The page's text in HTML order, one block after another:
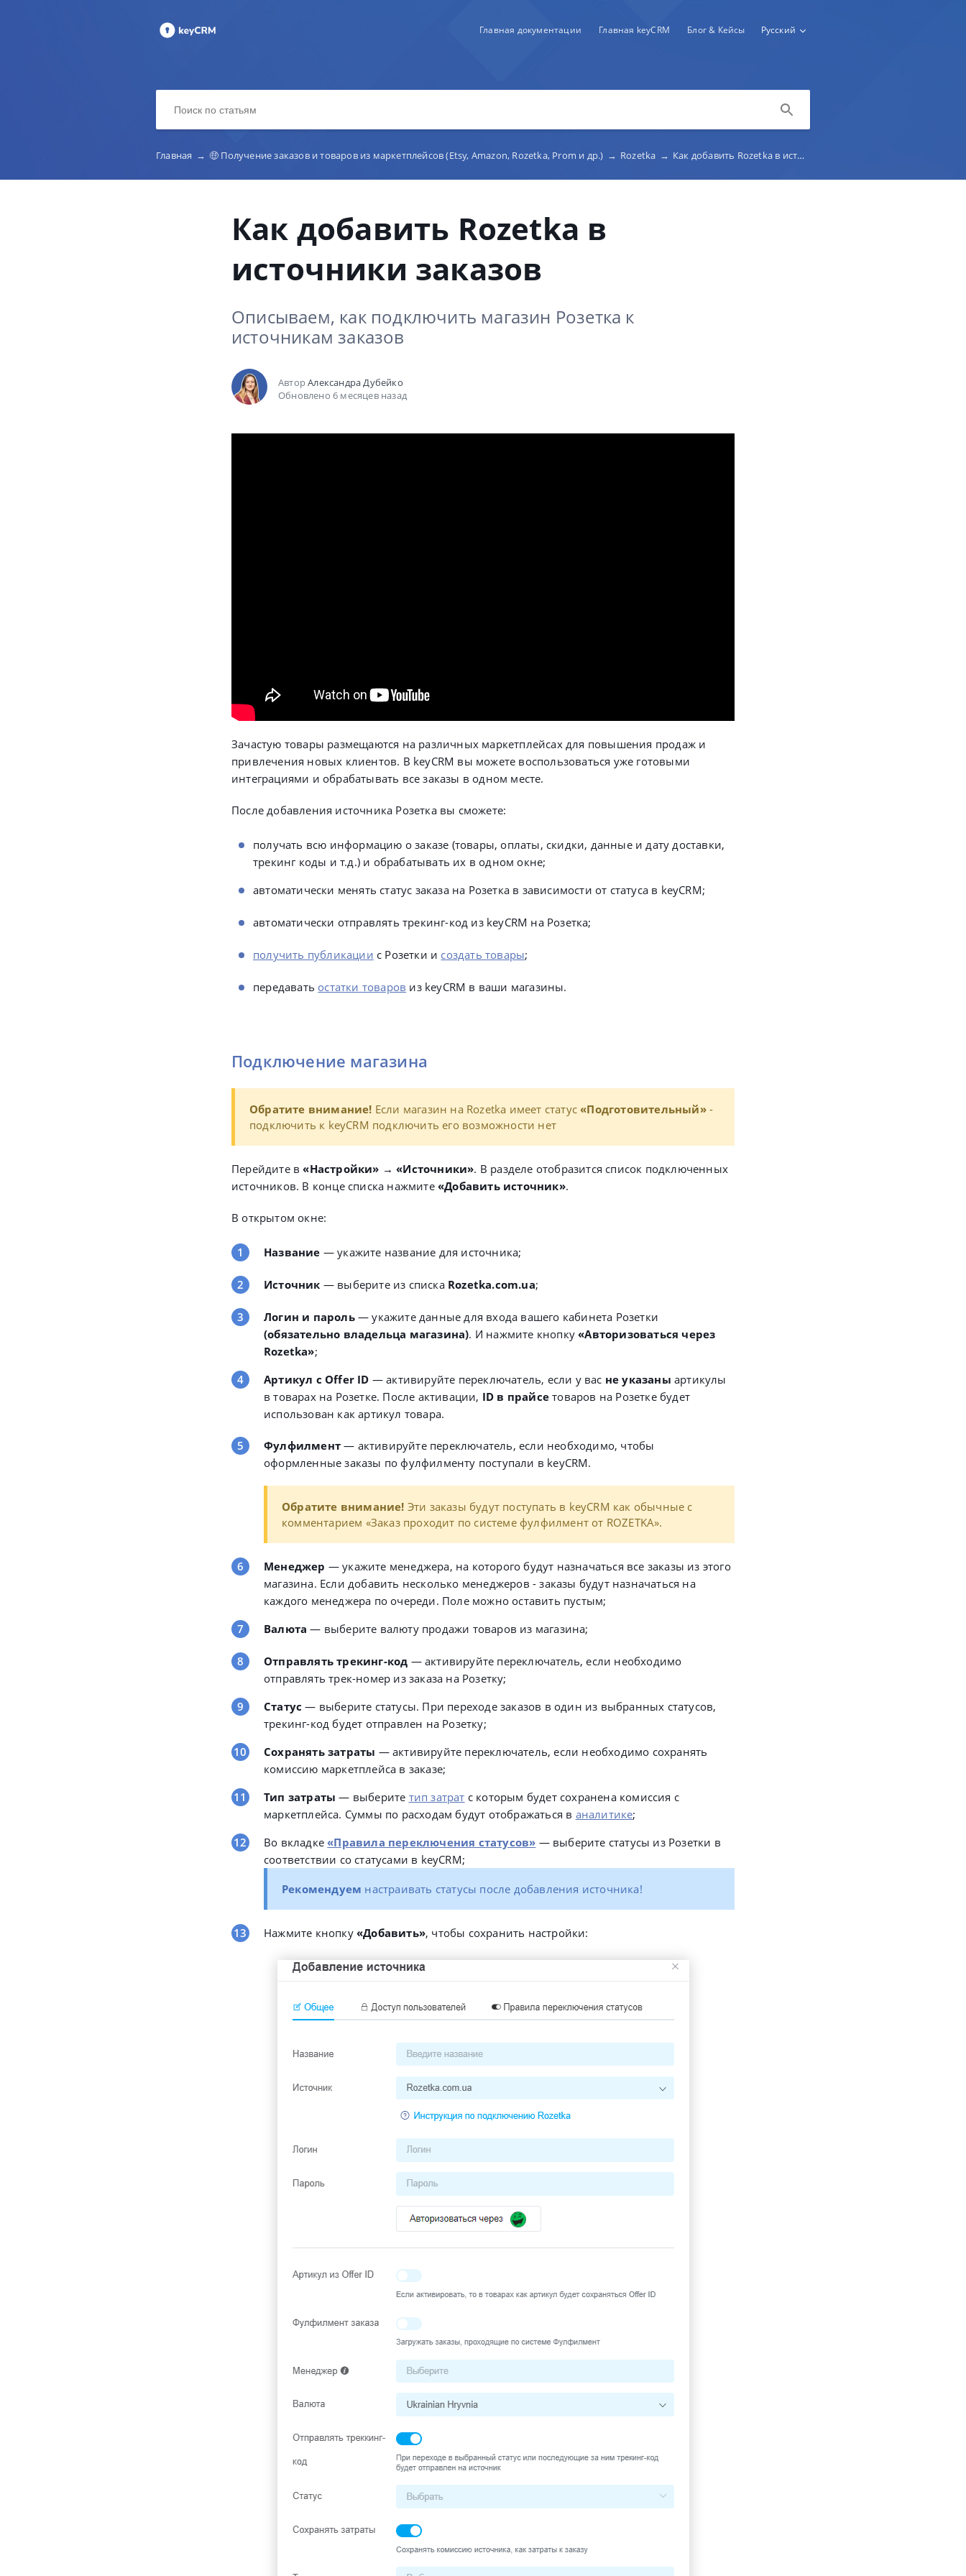
Главная документации Главная keyCRM Блог & Кейсы Русский
Главная → 🤑 Получение заказов и товаров из маркетплейсов (Etsy, Amazon, Rozetka, Prom и др.) → Rozetka → Как добавить Rozetka в источники заказов
Как добавить Rozetka в
источники заказов
Описываем, как подключить магазин Розетка к
источникам заказов
АвторАлександра Дубейко
Обновлено 6 месяцев назад
Зачастую товары размещаются на различных маркетплейсах для повышения продаж и
привлечения новых клиентов. В keyCRM вы можете воспользоваться уже готовыми
интеграциями и обрабатывать все заказы в одном месте.
После добавления источника Розетка вы сможете:
получать всю информацию о заказе (товары, оплаты, скидки, данные и дату доставки,
трекинг коды и т.д.) и обрабатывать их в одном окне;
автоматически менять статус заказа на Розетка в зависимости от статуса в keyCRM;
автоматически отправлять трекинг-код из keyCRM на Розетка;
получить публикации с Розетки и создать товары;
передавать остатки товаров из keyCRM в ваши магазины.
Подключение магазина
Обратите внимание! Если магазин на Rozetka имеет статус«Подготовительный»-
подключить к keyCRM подключить его возможности нет
Перейдите в«Настройки» → «Источники». В разделе отобразится список подключенных
источников. В конце списка нажмите «Добавить источник».
В открытом окне:
Название — укажите название для источника;
Источник — выберите из списка Rozetka.com.ua;
Логин и пароль— укажите данные для входа вашего кабинета Розетки
(обязательно владельца магазина). И нажмите кнопку«Авторизоваться через
Rozetka»;
Артикул с Offer ID — активируйте переключатель, если у вас не указаны артикулы
в товарах на Розетке. После активации, ID в прайсе товаров на Розетке будет
использован как артикул товара.
Фулфилмент — активируйте переключатель, если необходимо, чтобы
оформленные заказы по фулфилменту поступали в keyCRM.
Обратите внимание! Эти заказы будут поступать в keyCRM как обычные с
комментарием «Заказ проходит по системе фулфилмент от ROZETKA».
Менеджер — укажите менеджера, на которого будут назначаться все заказы из этого
магазина. Если добавить несколько менеджеров - заказы будут назначаться на
каждого менеджера по очереди. Поле можно оставить пустым;
Валюта — выберите валюту продажи товаров из магазина;
Отправлять трекинг-код — активируйте переключатель, если необходимо
отправлять трек-номер из заказа на Розетку;
Статус — выберите статусы. При переходе заказов в один из выбранных статусов,
трекинг-код будет отправлен на Розетку;
Сохранять затраты — активируйте переключатель, если необходимо сохранять
комиссию маркетплейса в заказе;
Тип затраты — выберите тип затрат с которым будет сохранена комиссия с
маркетплейса. Суммы по расходам будут отображаться в аналитике;
Во вкладке «Правила переключения статусов» — выберите статусы из Розетки в
соответствии со статусами в keyCRM;
Рекомендуем настраивать статусы после добавления источника!
Нажмите кнопку «Добавить», чтобы сохранить настройки: